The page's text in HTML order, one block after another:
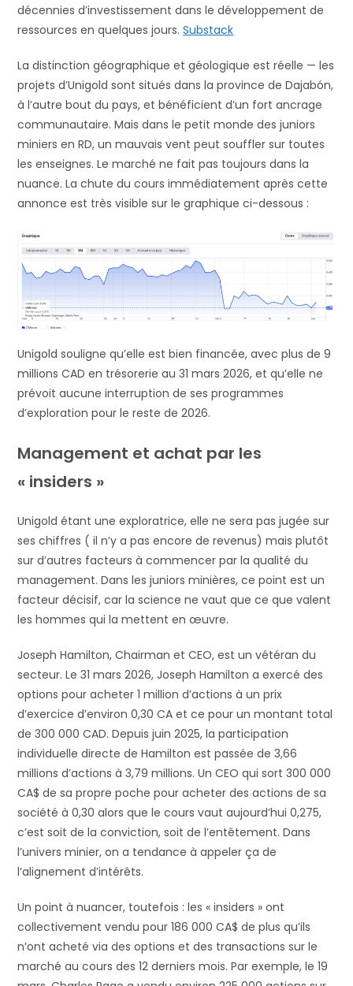
décennies d’investissement dans le développement de
ressources en quelques jours.Substack
La distinction géographique et géologique est réelle — les
projets d’Unigold sont situés dans la province de Dajabón,
à l’autre bout du pays, et bénéficient d’un fort ancrage
communautaire. Mais dans le petit monde des juniors
miniers en RD, un mauvais vent peut souffler sur toutes
les enseignes. Le marché ne fait pas toujours dans la
nuance. La chute du cours immédiatement après cette
annonce est très visible sur le graphique ci-dessous :
Unigold souligne qu’elle est bien financée, avec plus de 9
millions CAD en trésorerie au 31 mars 2026, et qu’elle ne
prévoit aucune interruption de ses programmes
d’exploration pour le reste de 2026.
Management et achat par les
« insiders »
Unigold étant une exploratrice, elle ne sera pas jugée sur
ses chiffres ( il n’y a pas encore de revenus) mais plutôt
sur d’autres facteurs à commencer par la qualité du
management. Dans les juniors minières, ce point est un
facteur décisif, car la science ne vaut que ce que valent
les hommes qui la mettent en œuvre.
Joseph Hamilton, Chairman et CEO, est un vétéran du
secteur. Le 31 mars 2026, Joseph Hamilton a exercé des
options pour acheter 1 million d’actions à un prix
d’exercice d’environ 0,30 CA et ce pour un montant total
de 300 000 CAD. Depuis juin 2025, la participation
individuelle directe de Hamilton est passée de 3,66
millions d’actions à 3,79 millions. Un CEO qui sort 300 000
CA$ de sa propre poche pour acheter des actions de sa
société à 0,30 alors que le cours vaut aujourd’hui 0,275,
c’est soit de la conviction, soit de l’entêtement. Dans
l’univers minier, on a tendance à appeler ça de
l’alignement d’intérêts.
Un point à nuancer, toutefois : les « insiders » ont
collectivement vendu pour 186 000 CA$ de plus qu’ils
n’ont acheté via des options et des transactions sur le
marché au cours des 12 derniers mois. Par exemple, le 19